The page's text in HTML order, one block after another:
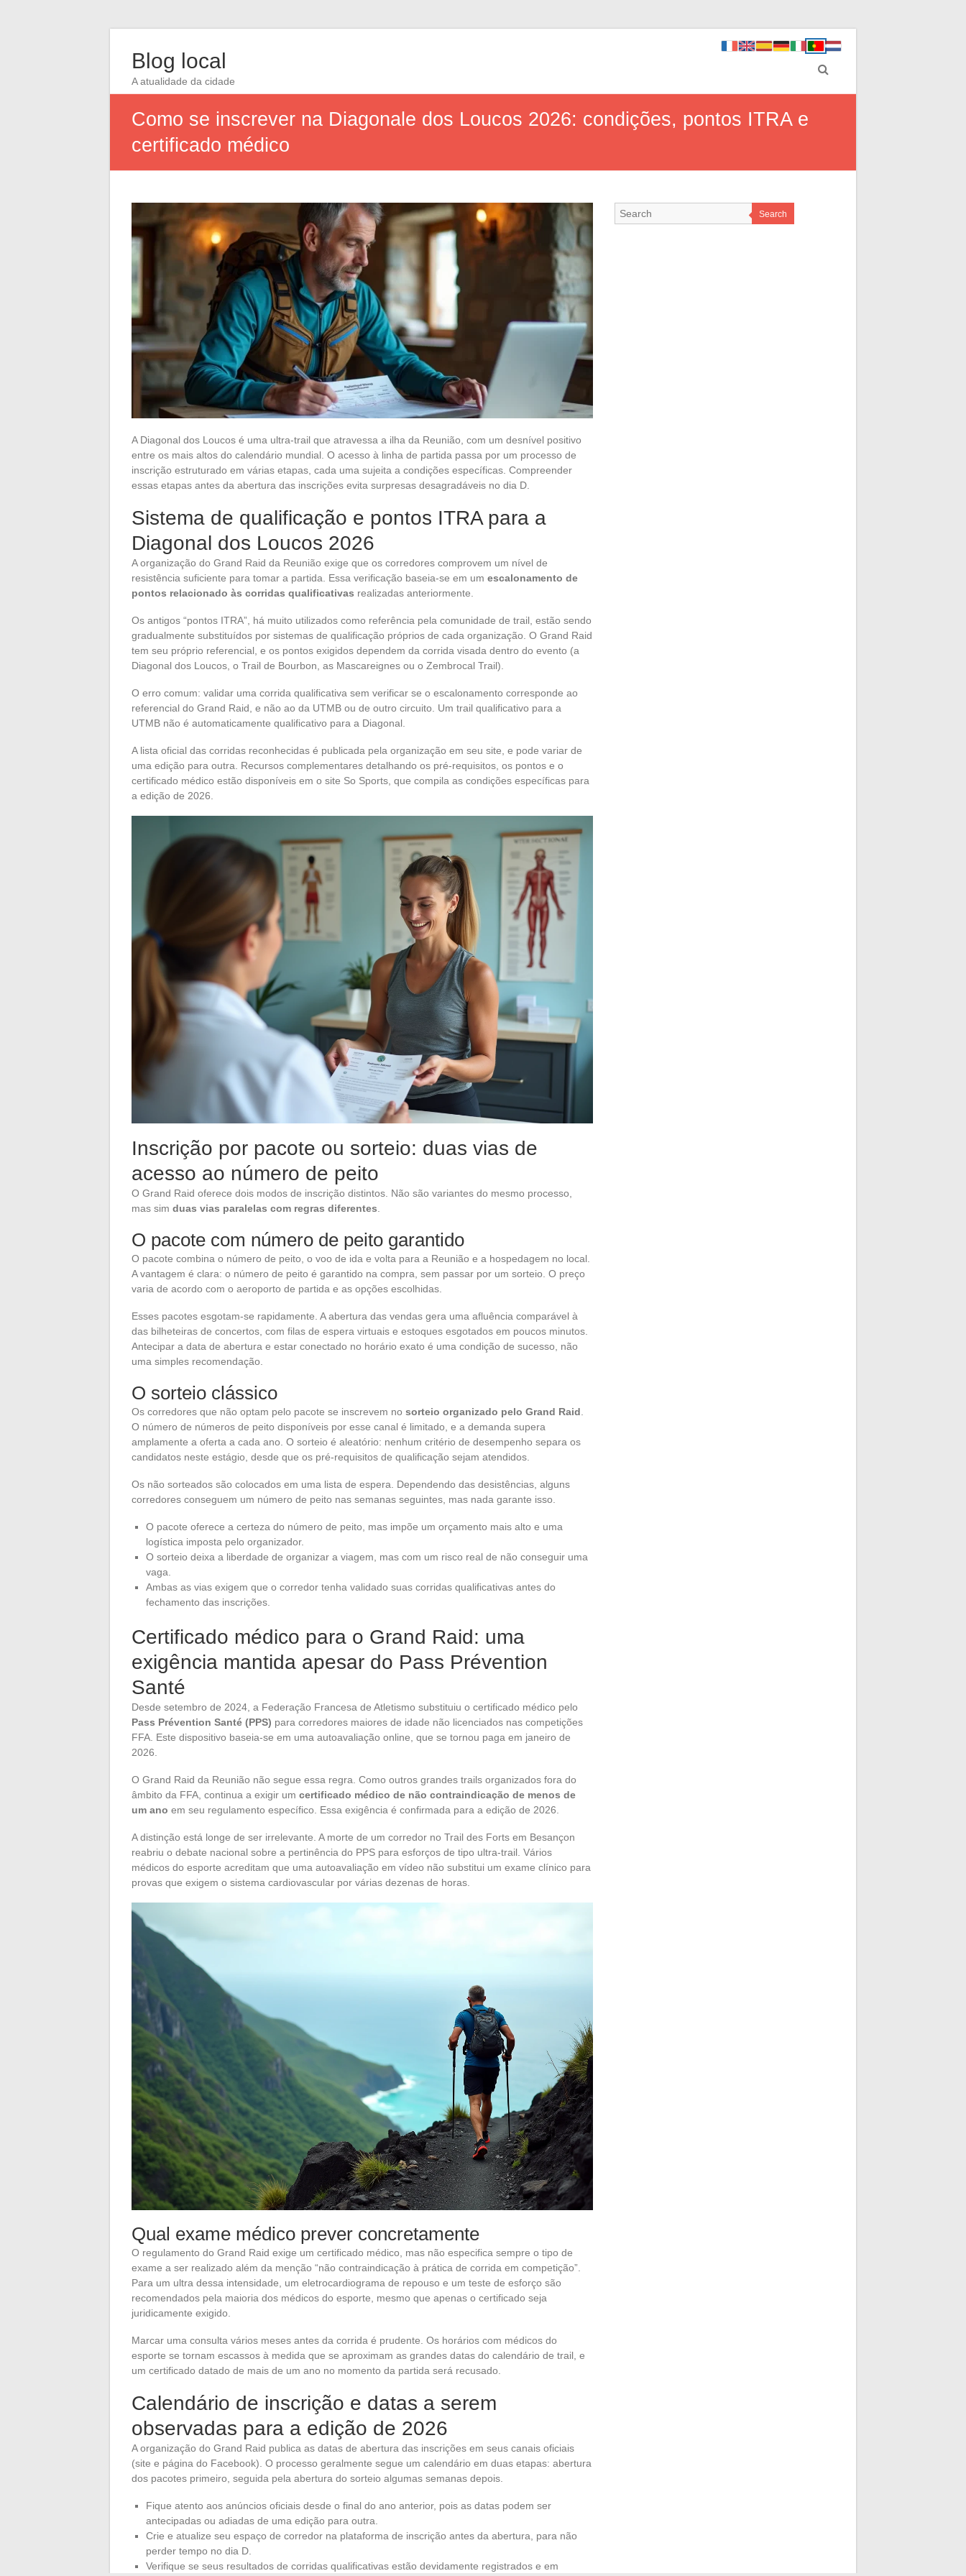
Blog local
A atualidade da cidade
Como se inscrever na Diagonale dos Loucos 2026: condições, pontos ITRA e
certificado médico
A Diagonal dos Loucos é uma ultra-trail que atravessa a ilha da Reunião, com um desnível positivo
entre os mais altos do calendário mundial. O acesso à linha de partida passa por um processo de
inscrição estruturado em várias etapas, cada uma sujeita a condições específicas. Compreender
essas etapas antes da abertura das inscrições evita surpresas desagradáveis no dia D.
Sistema de qualificação e pontos ITRA para a
Diagonal dos Loucos 2026
A organização do Grand Raid da Reunião exige que os corredores comprovem um nível de
resistência suficiente para tomar a partida. Essa verificação baseia-se em um escalonamento de
pontos relacionado às corridas qualificativas realizadas anteriormente.
Os antigos “pontos ITRA”, há muito utilizados como referência pela comunidade de trail, estão sendo
gradualmente substituídos por sistemas de qualificação próprios de cada organização. O Grand Raid
tem seu próprio referencial, e os pontos exigidos dependem da corrida visada dentro do evento (a
Diagonal dos Loucos, o Trail de Bourbon, as Mascareignes ou o Zembrocal Trail).
O erro comum: validar uma corrida qualificativa sem verificar se o escalonamento corresponde ao
referencial do Grand Raid, e não ao da UTMB ou de outro circuito. Um trail qualificativo para a
UTMB não é automaticamente qualificativo para a Diagonal.
A lista oficial das corridas reconhecidas é publicada pela organização em seu site, e pode variar de
uma edição para outra. Recursos complementares detalhando os pré-requisitos, os pontos e o
certificado médico estão disponíveis em o site So Sports, que compila as condições específicas para
a edição de 2026.
Inscrição por pacote ou sorteio: duas vias de
acesso ao número de peito
O Grand Raid oferece dois modos de inscrição distintos. Não são variantes do mesmo processo,
mas sim duas vias paralelas com regras diferentes
O pacote com número de peito garantido
O pacote combina o número de peito, o voo de ida e volta para a Reunião e a hospedagem no local.
A vantagem é clara: o número de peito é garantido na compra, sem passar por um sorteio. O preço
varia de acordo com o aeroporto de partida e as opções escolhidas.
Esses pacotes esgotam-se rapidamente. A abertura das vendas gera uma afluência comparável à
das bilheteiras de concertos, com filas de espera virtuais e estoques esgotados em poucos minutos.
Antecipar a data de abertura e estar conectado no horário exato é uma condição de sucesso, não
uma simples recomendação.
O sorteio clássico
Os corredores que não optam pelo pacote se inscrevem no sorteio organizado pelo Grand Raid
O número de números de peito disponíveis por esse canal é limitado, e a demanda supera
amplamente a oferta a cada ano. O sorteio é aleatório: nenhum critério de desempenho separa os
candidatos neste estágio, desde que os pré-requisitos de qualificação sejam atendidos.
Os não sorteados são colocados em uma lista de espera. Dependendo das desistências, alguns
corredores conseguem um número de peito nas semanas seguintes, mas nada garante isso.
O pacote oferece a certeza do número de peito, mas impõe um orçamento mais alto e uma
logística imposta pelo organizador.
O sorteio deixa a liberdade de organizar a viagem, mas com um risco real de não conseguir uma
vaga.
Ambas as vias exigem que o corredor tenha validado suas corridas qualificativas antes do
fechamento das inscrições.
Certificado médico para o Grand Raid: uma
exigência mantida apesar do Pass Prévention
Santé
Desde setembro de 2024, a Federação Francesa de Atletismo substituiu o certificado médico pelo
Pass Prévention Santé (PPS) para corredores maiores de idade não licenciados nas competições
FFA. Este dispositivo baseia-se em uma autoavaliação online, que se tornou paga em janeiro de
2026.
O Grand Raid da Reunião não segue essa regra. Como outros grandes trails organizados fora do
âmbito da FFA, continua a exigir um certificado médico de não contraindicação de menos de
um ano em seu regulamento específico. Essa exigência é confirmada para a edição de 2026.
A distinção está longe de ser irrelevante. A morte de um corredor no Trail des Forts em Besançon
reabriu o debate nacional sobre a pertinência do PPS para esforços de tipo ultra-trail. Vários
médicos do esporte acreditam que uma autoavaliação em vídeo não substitui um exame clínico para
provas que exigem o sistema cardiovascular por várias dezenas de horas.
Qual exame médico prever concretamente
O regulamento do Grand Raid exige um certificado médico, mas não especifica sempre o tipo de
exame a ser realizado além da menção “não contraindicação à prática de corrida em competição”.
Para um ultra dessa intensidade, um eletrocardiograma de repouso e um teste de esforço são
recomendados pela maioria dos médicos do esporte, mesmo que apenas o certificado seja
juridicamente exigido.
Marcar uma consulta vários meses antes da corrida é prudente. Os horários com médicos do
esporte se tornam escassos à medida que se aproximam as grandes datas do calendário de trail, e
um certificado datado de mais de um ano no momento da partida será recusado.
Calendário de inscrição e datas a serem
observadas para a edição de 2026
A organização do Grand Raid publica as datas de abertura das inscrições em seus canais oficiais
(site e página do Facebook). O processo geralmente segue um calendário em duas etapas: abertura
dos pacotes primeiro, seguida pela abertura do sorteio algumas semanas depois.
Fique atento aos anúncios oficiais desde o final do ano anterior, pois as datas podem ser
antecipadas ou adiadas de uma edição para outra.
Crie e atualize seu espaço de corredor na plataforma de inscrição antes da abertura, para não
perder tempo no dia D.
Verifique se seus resultados de corridas qualificativas estão devidamente registrados e em
Search